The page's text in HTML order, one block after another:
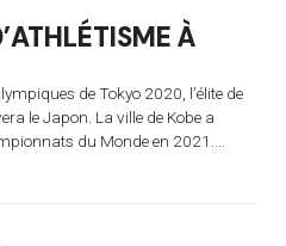
À
de Tokyo 2020, l’élite de
le Japon. La ville de Kobe a
du Monde en 2021....